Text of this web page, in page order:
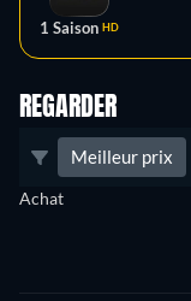
1 Saison HD
REGARDER
Meilleur prix
Achat